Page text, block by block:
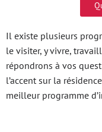
Il existe plusieurs
le visiter, y vivre,
répondrons à vos
l’accent sur la
meilleur programme